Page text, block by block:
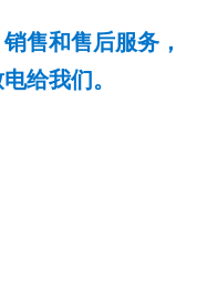
售和售后服务，
给我们。